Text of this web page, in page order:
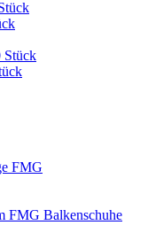
FMG
FMG Balkenschuhe